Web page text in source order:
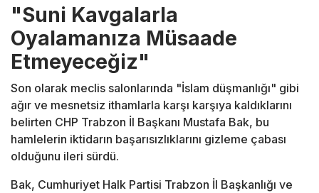
"Suni Kavgalarla
Oyalamanıza Müsaade
Etmeyeceğiz"
Son olarak meclis salonlarında "İslam düşmanlığı" gibi
ağır ve mesnetsiz ithamlarla karşı karşıya kaldıklarını
belirten CHP Trabzon İl Başkanı Mustafa Bak, bu
hamlelerin iktidarın başarısızlıklarını gizleme çabası
olduğunu ileri sürdü.
Bak, Cumhuriyet Halk Partisi Trabzon İl Başkanlığı ve